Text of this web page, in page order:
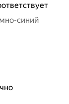
синий